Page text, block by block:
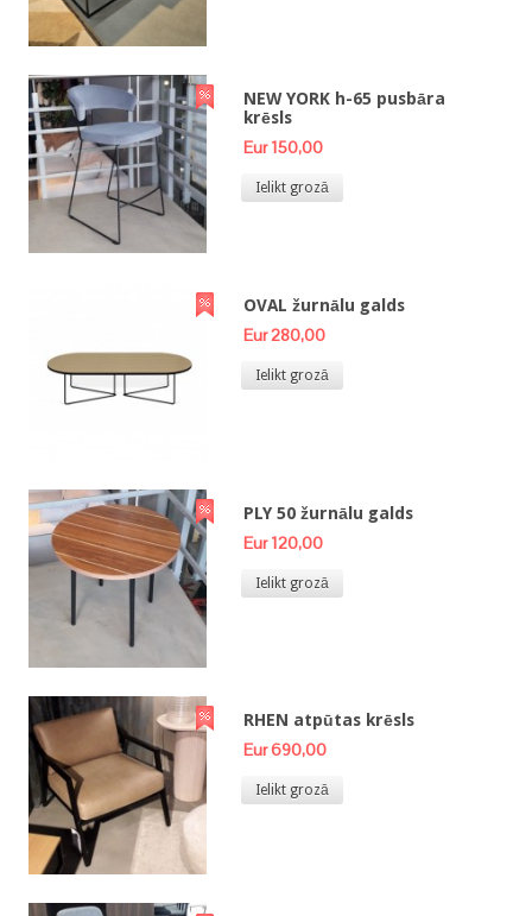
NEW YORK h-65 pusbāra
krēsls
Eur 150,00
Ielikt grozā
OVAL žurnālu galds
Eur 280,00
Ielikt grozā
PLY 50 žurnālu galds
Eur 120,00
Ielikt grozā
RHEN atpūtas krēsls
Eur 690,00
Ielikt grozā